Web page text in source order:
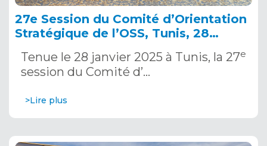
27e Session du Comité d’Orientation
Stratégique de l’OSS, Tunis, 28
Tenue le 28 janvier 2025 à Tunis, la 27e
session du Comité d’…
>Lire plus